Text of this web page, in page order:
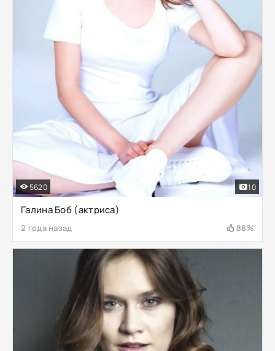
Галина Боб (актриса)
2 года назад 88%
5620 10